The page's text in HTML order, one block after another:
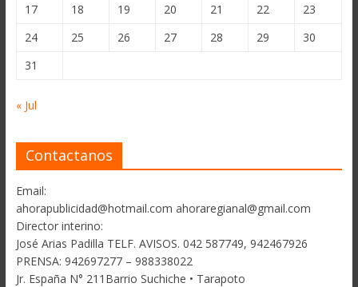
17
18 19 20 21 22
23
24
25 26 27 28 29
30
31
« Jul
Contactanos
Email:
ahorapublicidad@hotmail.com ahoraregianal@gmail.com
Director interino:
José Arias Padilla TELF. AVISOS. 042 587749, 942467926
PRENSA: 942697277 – 988338022
Jr. España N° 211Barrio Suchiche • Tarapoto